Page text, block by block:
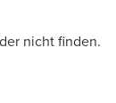
nicht finden.